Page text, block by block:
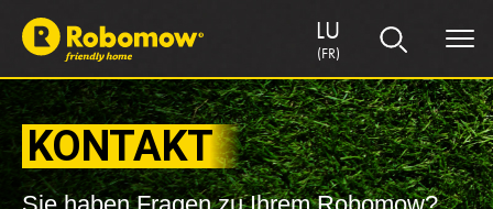
LU
(FR)
KONTAKT